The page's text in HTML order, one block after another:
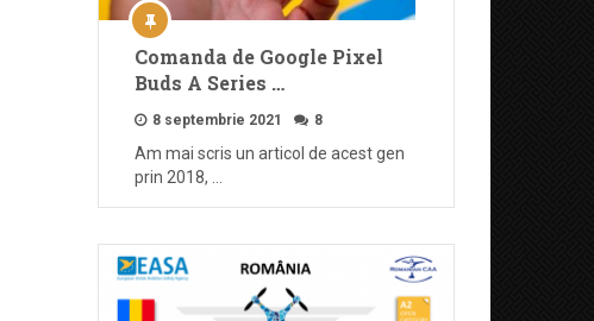
Comanda de Google Pixel
Buds A Series …
8 septembrie 2021 8
Am mai scris un articol de acest gen
prin 2018, …